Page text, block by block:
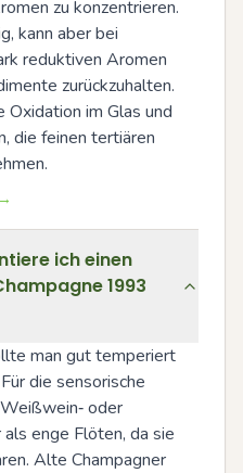
zu konzentrieren.
kann aber bei
reduktiven Aromen
zurückzuhalten.
Oxidation im Glas und
die feinen tertiären
ich einen
1993
man gut temperiert
die sensorische
oder
enge Flöten, da sie
Alte Champagner